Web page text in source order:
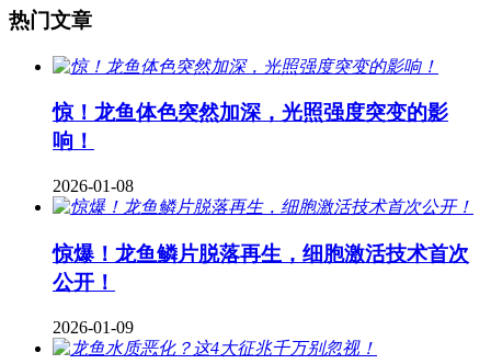
热门文章
惊！龙鱼体色突然加深，光照强度突变的影
响！
2026-01-08
惊爆！龙鱼鳞片脱落再生，细胞激活技术首次
公开！
2026-01-09